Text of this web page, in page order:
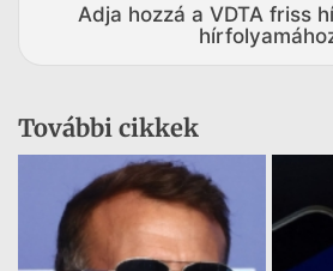
Adja hozzá a VDTA friss
További cikkek